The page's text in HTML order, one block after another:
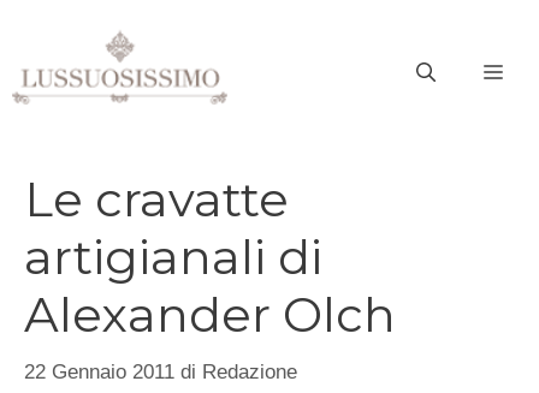
contenuto
Le cravatte
artigianali di
Alexander Olch
22 Gennaio 2011 di Redazione